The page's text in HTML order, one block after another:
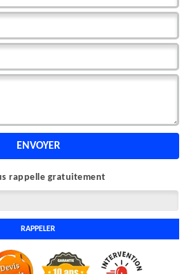
rappelle gratuitement